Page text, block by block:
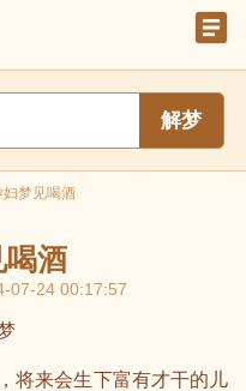
妇梦见喝酒
喝酒
07-24 00:17:57
来会生下富有才干的儿